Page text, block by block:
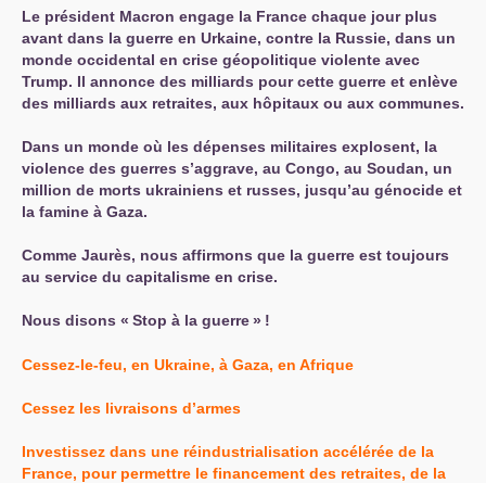
Le président Macron engage la France chaque jour plus
avant dans la guerre en Urkaine, contre la Russie, dans un
monde occidental en crise géopolitique violente avec
Trump. Il annonce des milliards pour cette guerre et enlève
des milliards aux retraites, aux hôpitaux ou aux communes.
Dans un monde où les dépenses militaires explosent, la
violence des guerres s’aggrave, au Congo, au Soudan, un
million de morts ukrainiens et russes, jusqu’au génocide et
la famine à Gaza.
Comme Jaurès, nous affirmons que la guerre est toujours
au service du capitalisme en crise.
Nous disons « Stop à la guerre» !
Cessez-le-feu, en Ukraine, à Gaza, en Afrique
Cessez les livraisons d’armes
Investissez dans une réindustrialisation accélérée de la
France, pour permettre le financement des retraites, de la